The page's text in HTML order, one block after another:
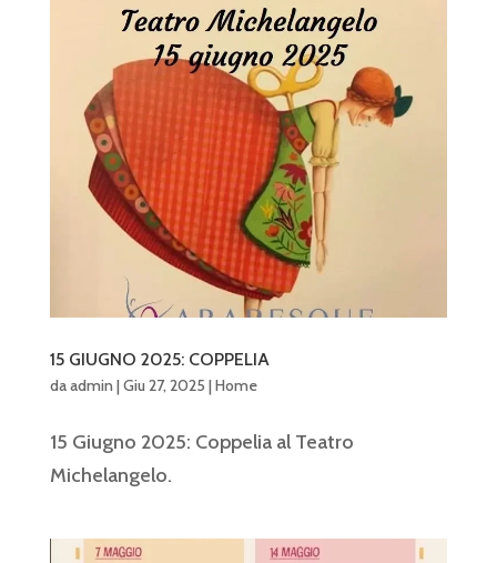
15 GIUGNO 2025: COPPELIA
daadmin |Giu 27, 2025 |Home
15 Giugno 2025: Coppelia al Teatro
Michelangelo.